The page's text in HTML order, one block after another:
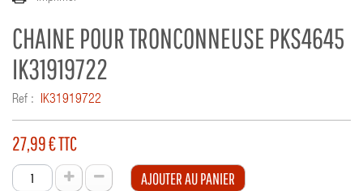
CHAINE POUR TRONCONNEUSE PKS4645
IK31919722
Ref : IK31919722
27,99 €TTC
AJOUTER AU PANIER